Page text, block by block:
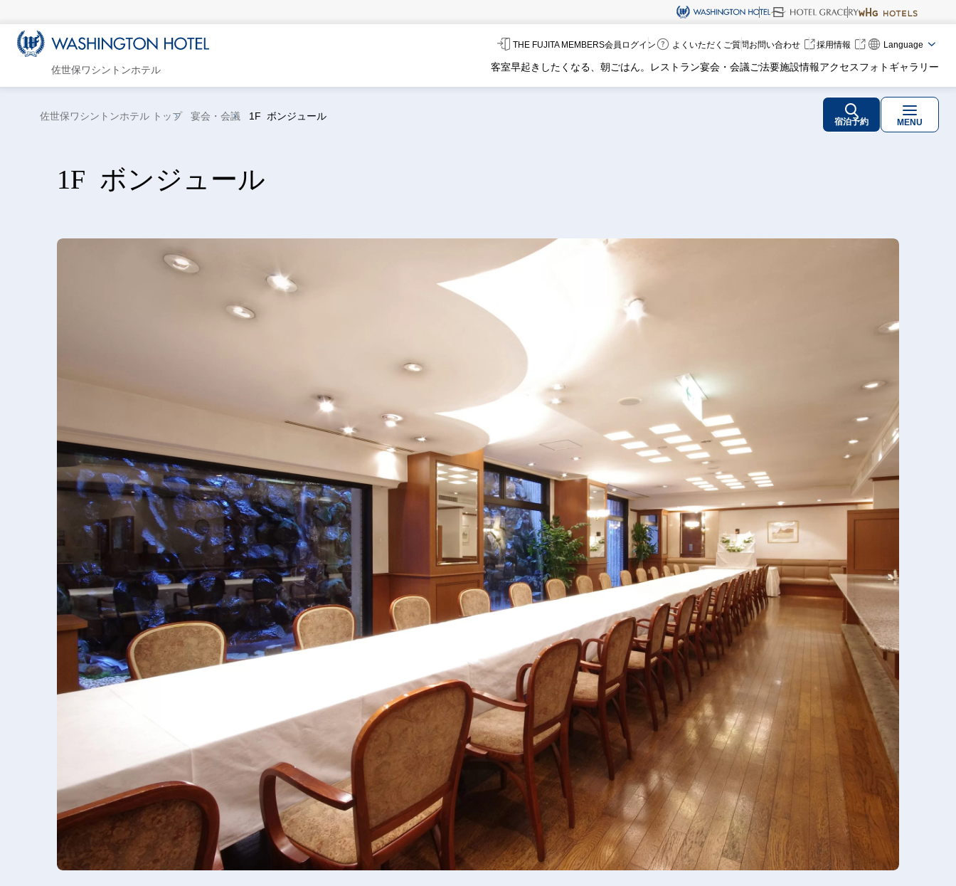
THE FUJITA MEMBERS会員ログイン よくいただくご質問お問い合わせ 採用情報 Language
佐世保ワシントンホテル 客室早起きしたくなる、朝ごはん。 レストラン宴会・会議ご法要施設情報アクセスフォトギャラリー
宿泊予約 MENU
佐世保ワシントンホテル トップ 宴会・会議 1F ボンジュール
1F ボンジュール